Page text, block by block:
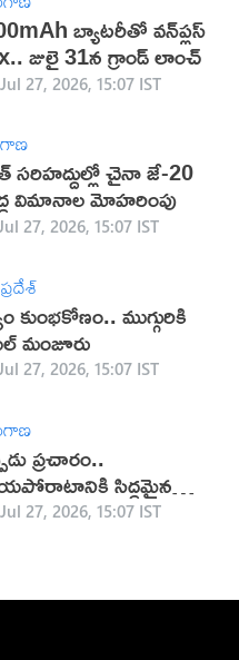
బ్యాటరీతో వన్‌ప్లస్
జులై 31న గ్రాండ్ లాంచ్
Jul 27, 2026, 15:07 IST
సరిహద్దుల్లో చైనా జే-20
విమానాల మోహరింపు
27, 2026, 15:07 IST
కుంభకోణం.. ముగ్గురికి
మంజూరు
27, 2026, 15:07 IST
ప్రచారం..
సిద్ధమైన
Jul 27, 2026, 15:07 IST